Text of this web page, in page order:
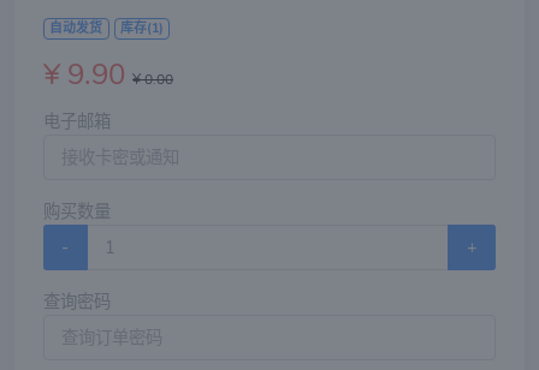
自动发货 库存(1)
¥ 9.90 ¥ 0.00
电子邮箱
购买数量
-
+
查询密码